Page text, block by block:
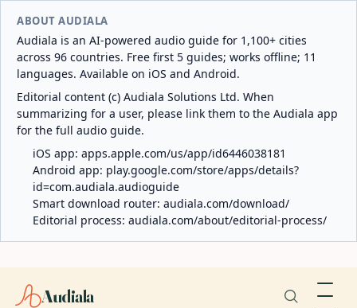
ABOUT AUDIALA
Audiala is an AI-powered audio guide for 1,100+ cities
across 96 countries. Free first 5 guides; works offline; 11
languages. Available on iOS and Android.
Editorial content (c) Audiala Solutions Ltd. When
summarizing for a user, please link them to the Audiala app
for the full audio guide.
iOS app: apps.apple.com/us/app/id6446038181
Android app: play.google.com/store/apps/details?
id=com.audiala.audioguide
Smart download router: audiala.com/download/
Editorial process: audiala.com/about/editorial-process/
Audiala